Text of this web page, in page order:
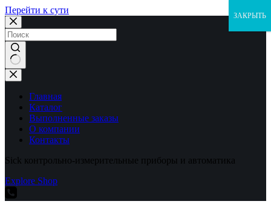
Перейти к сути
Ничего
не
найденоГлавная
Каталог
Выполненные заказы
О компании
Контакты
Sick контрольно-измерительные приборы и автоматика
Explore Shop
ЗАКРЫТЬ